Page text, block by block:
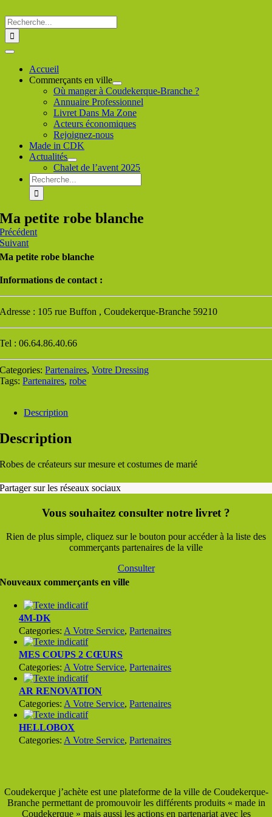
au
contenu
Rechercher
:
Toggle
NavigationAccueil
Commerçants en ville
Où manger à Coudekerque-Branche ?
Annuaire Professionnel
Livret Dans Ma Zone
Acteurs économiques
Rejoignez-nous
Made in CDK
Actualités
Chalet de l’avent 2025
Rechercher
:
Ma petite robe blanche
Précédent
Suivant
Ma petite robe blanche
Informations de contact :
Adresse : 105 rue Buffon , Coudekerque-Branche 59210
Tel : 06.64.86.40.66
Categories:Partenaires,Votre Dressing
Tags:Partenaires,robe
Description
Description
Robes de créateurs sur mesure et costumes de marié
Partager sur les réseaux sociaux
Vous souhaitez consulter notre livret ?
Rien de plus simple, cliquez sur le bouton pour accéder à la liste des
commerçants partenaires de la ville
Consulter
Nouveaux commerçants en ville
4M-DK
Categories: A Votre Service,Partenaires
MES COUPS 2 CŒURS
Categories: A Votre Service,Partenaires
AR RENOVATION
Categories: A Votre Service,Partenaires
HELLOBOX
Categories: A Votre Service,Partenaires
Coudekerque j’achète est une plateforme de la ville de Coudekerque-
Branche permettant de promouvoir les différents produits « made in
Coudekerque » mais aussi les actions en partenariat avec les